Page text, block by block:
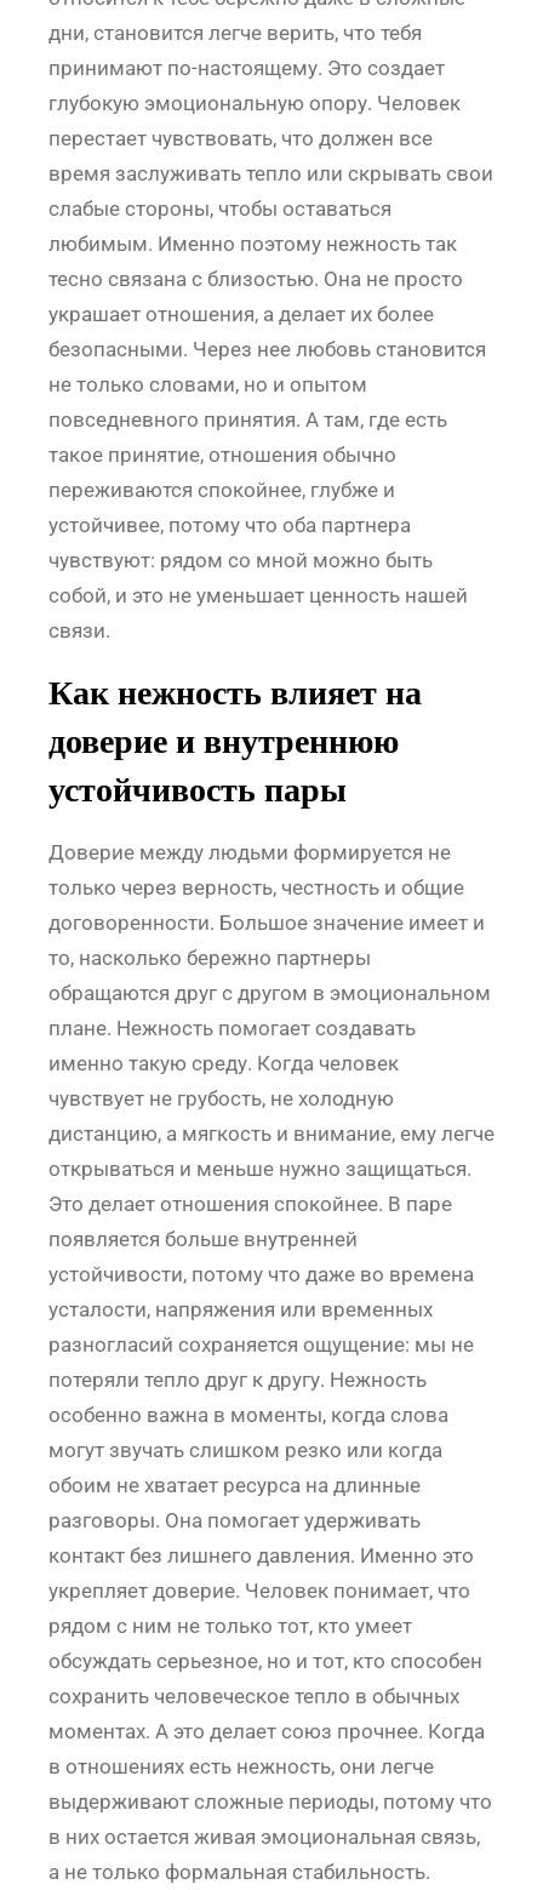
дни, становится легче верить, что тебя
принимают по-настоящему. Это создает
глубокую эмоциональную опору. Человек
перестает чувствовать, что должен все
время заслуживать тепло или скрывать свои
слабые стороны, чтобы оставаться
любимым. Именно поэтому нежность так
тесно связана с близостью. Она не просто
украшает отношения, а делает их более
безопасными. Через нее любовь становится
не только словами, но и опытом
повседневного принятия. А там, где есть
такое принятие, отношения обычно
переживаются спокойнее, глубже и
устойчивее, потому что оба партнера
чувствуют: рядом со мной можно быть
собой, и это не уменьшает ценность нашей
связи.
Как нежность влияет на
доверие и внутреннюю
устойчивость пары
Доверие между людьми формируется не
только через верность, честность и общие
договоренности. Большое значение имеет и
то, насколько бережно партнеры
обращаются друг с другом в эмоциональном
плане. Нежность помогает создавать
именно такую среду. Когда человек
чувствует не грубость, не холодную
дистанцию, а мягкость и внимание, ему легче
открываться и меньше нужно защищаться.
Это делает отношения спокойнее. В паре
появляется больше внутренней
устойчивости, потому что даже во времена
усталости, напряжения или временных
разногласий сохраняется ощущение: мы не
потеряли тепло друг к другу. Нежность
особенно важна в моменты, когда слова
могут звучать слишком резко или когда
обоим не хватает ресурса на длинные
разговоры. Она помогает удерживать
контакт без лишнего давления. Именно это
укрепляет доверие. Человек понимает, что
рядом с ним не только тот, кто умеет
обсуждать серьезное, но и тот, кто способен
сохранить человеческое тепло в обычных
моментах. А это делает союз прочнее. Когда
в отношениях есть нежность, они легче
выдерживают сложные периоды, потому что
в них остается живая эмоциональная связь,
а не только формальная стабильность.